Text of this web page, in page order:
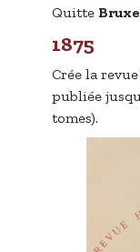
Quitte
1875
Crée la
publiée
tomes).